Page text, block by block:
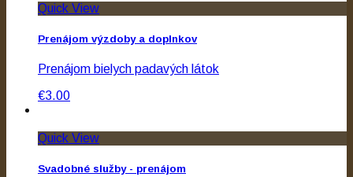
Quick View
Prenájom výzdoby a doplnkov
Prenájom bielych padavých látok
€3.00
Quick View
Svadobné služby - prenájom